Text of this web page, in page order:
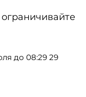
до 08:29 29